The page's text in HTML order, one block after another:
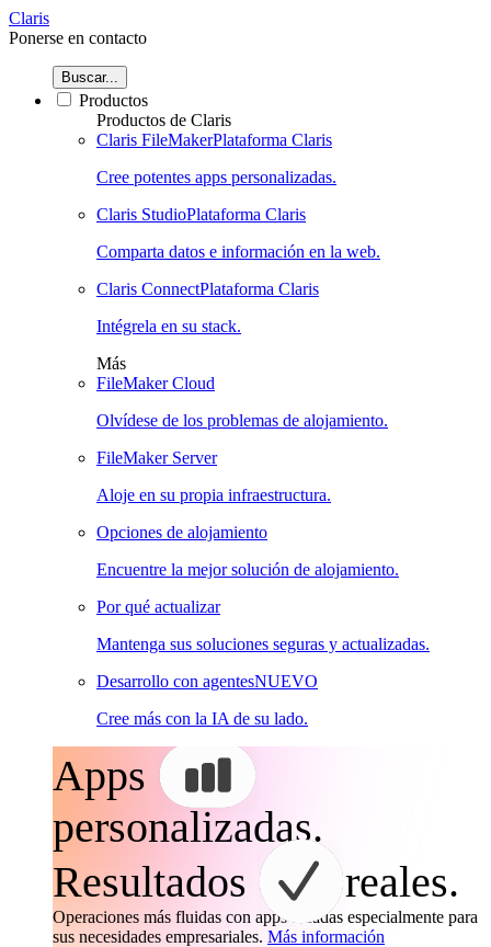
Claris
Ponerse en contacto
Buscar...
Productos
Productos de Claris
Claris FileMakerPlataforma Claris
Cree potentes apps personalizadas.
Claris StudioPlataforma Claris
Comparta datos e información en la web.
Claris ConnectPlataforma Claris
Intégrela en su stack.
Más
FileMaker Cloud
Olvídese de los problemas de alojamiento.
FileMaker Server
Aloje en su propia infraestructura.
Opciones de alojamiento
Encuentre la mejor solución de alojamiento.
Por qué actualizar
Mantenga sus soluciones seguras y actualizadas.
Desarrollo con agentesNUEVO
Cree más con la IA de su lado.
Apps
personalizadas.
Resultados
reales.
Operaciones más fluidas con apps creadas especialmente para
sus necesidades empresariales. Más información